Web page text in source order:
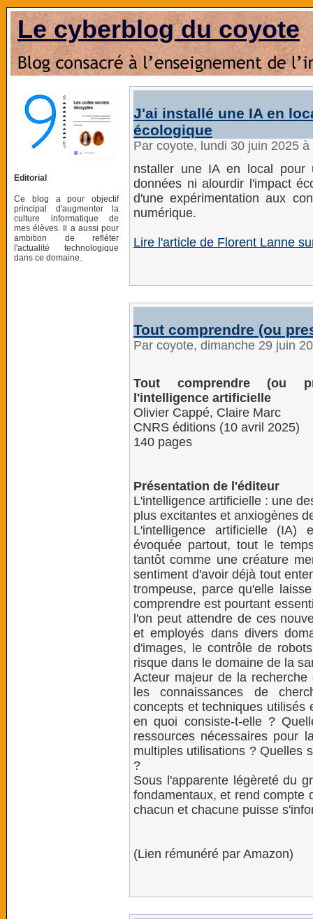
Le cyberblog du coyote
Editorial
Ce blog a pour objectif
principal d'augmenter la
culture informatique de
mes élèves. Il a aussi pour
ambition de refléter
l'actualité technologique
dans ce domaine.
J'ai installé une IA en
écologique
Par coyote, lundi 30 juin 2025
nstaller une IA en local pour
données ni alourdir l'impact
d'une expérimentation aux
numérique.
Lire l'article de Florent Lanne
Tout comprendre (ou
Par coyote, dimanche 29 juin
Tout comprendre (ou
l'intelligence artificielle
Olivier Cappé, Claire Marc
CNRS éditions (10 avril 2025)
140 pages
Présentation de l'éditeur
L'intelligence artificielle : une
plus excitantes et anxiogènes
L'intelligence artificielle (IA)
évoquée partout, tout le
tantôt comme une créature
sentiment d'avoir déjà tout
trompeuse, parce qu'elle
comprendre est pourtant
l'on peut attendre de ces
et employés dans divers
d'images, le contrôle de
risque dans le domaine de la
Acteur majeur de la
les connaissances de
concepts et techniques utilisés
en quoi consiste-t-elle ?
ressources nécessaires pour
multiples utilisations ? Quelles
?
Sous l'apparente légèreté du
fondamentaux, et rend compte
chacun et chacune puisse
(Lien rémunéré par Amazon)